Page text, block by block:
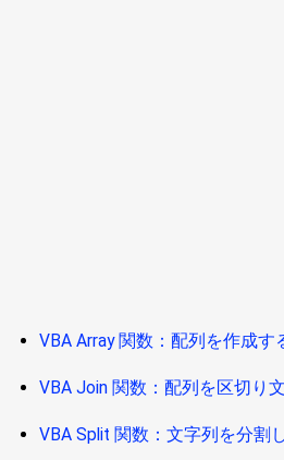
VBA Array 関数：配列を作成す
VBA Join 関数：配列を区切り
VBA Split 関数：文字列を分割